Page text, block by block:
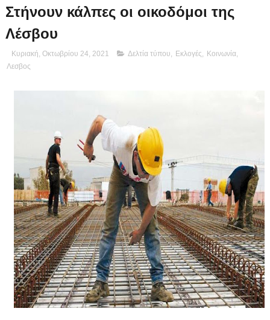
Στήνουν κάλπες οι οικοδόμοι της
Λέσβου
Κυριακή, Οκτωβρίου 24, 2021 Δελτία τύπου Εκλογές Κοινωνία,
Λεσβος